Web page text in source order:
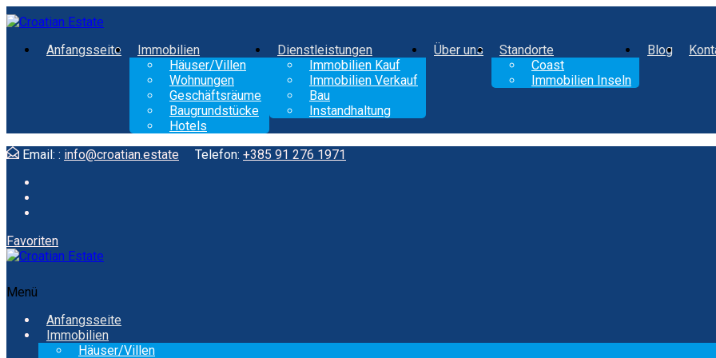
Anfangsseite
Immobilien
Häuser/Villen
Wohnungen
Geschäftsräume
Baugrundstücke
Hotels
Dienstleistungen
Immobilien Kauf
Immobilien Verkauf
Bau
Instandhaltung
Über uns
Standorte
Coast
Immobilien Inseln
Blog
Email: : info@croatian.estate Telefon: +385 91 276 1971
Favoriten
Menü
Anfangsseite
Immobilien
Häuser/Villen